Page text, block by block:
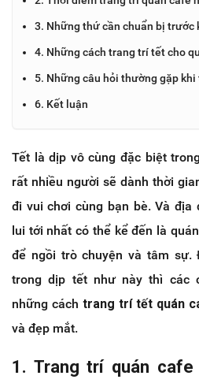
3. Những thứ cần chuẩn bị
4. Những cách trang trí tết cho
5. Những câu hỏi thường gặp
6. Kết luận
Tết là dịp vô cùng đặc biệt
rất nhiều người sẽ dành thời
đi vui chơi cùng bạn bè. Và địa
lui tới nhất có thể kể đến là
để ngồi trò chuyện và tâm sự.
trong dịp tết như này thì các
những cách trang trí tết quán
và đẹp mắt.
1. Trang trí quán